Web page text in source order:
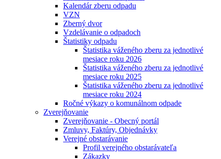
Kalendár zberu odpadu
VZN
Zberný dvor
Vzdelávanie o odpadoch
Štatistiky odpadu
Štatistika váženého zberu za jednotlivé
mesiace roku 2026
Štatistika váženého zberu za jednotlivé
mesiace roku 2025
Štatistika váženého zberu za jednotlivé
mesiace roku 2024
Ročné výkazy o komunálnom odpade
Zverejňovanie
Zverejňovanie - Obecný portál
Zmluvy, Faktúry, Objednávky
Verejné obstarávanie
Profil verejného obstarávateľa
Zákazky